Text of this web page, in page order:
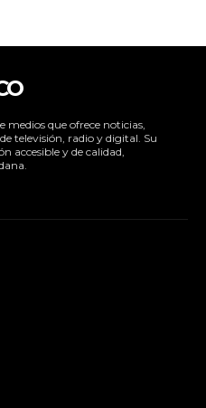
medios que ofrece noticias,
televisión, radio y digital. Su
accesible y de calidad,